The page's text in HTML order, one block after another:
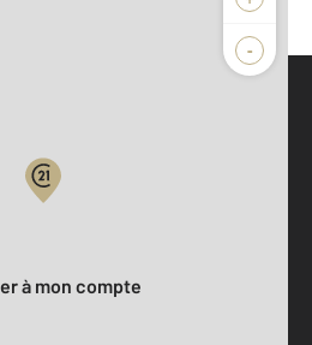
-
à mon compte